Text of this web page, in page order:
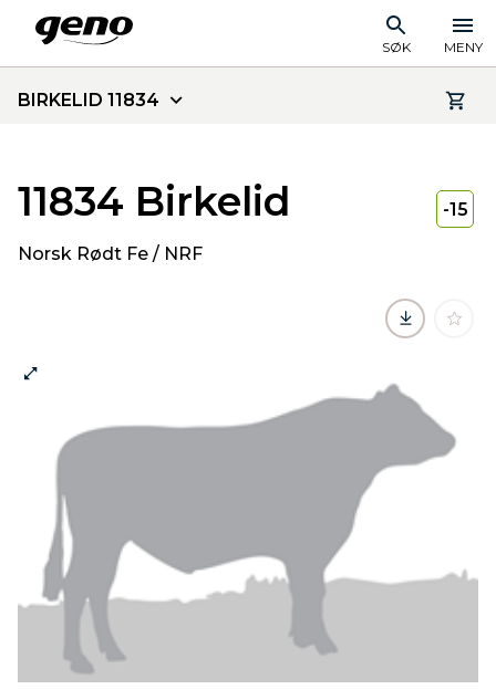
SØK MENY
BIRKELID 11834
11834 Birkelid
Norsk Rødt Fe / NRF
-15